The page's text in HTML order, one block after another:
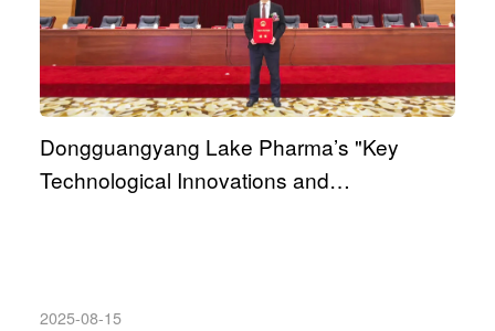
Dongguangyang Lake Pharma’s "Key
Technological Innovations and
Progress Awards
2025-08-15